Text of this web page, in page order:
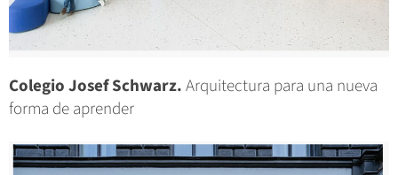
Colegio Josef Schwarz.Arquitectura para una nueva
forma de aprender